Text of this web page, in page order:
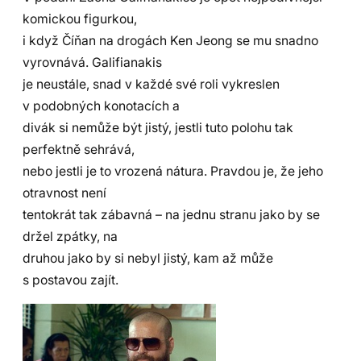
komickou figurkou,
i když Číňan na drogách Ken Jeong se mu snadno
vyrovnává. Galifianakis
je neustále, snad v každé své roli vykreslen
v podobných konotacích a
divák si nemůže být jistý, jestli tuto polohu tak
perfektně sehrává,
nebo jestli je to vrozená nátura. Pravdou je, že jeho
otravnost není
tentokrát tak zábavná – na jednu stranu jako by se
držel zpátky, na
druhou jako by si nebyl jistý, kam až může
s postavou zajít.